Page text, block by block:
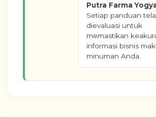
Putra Farma
Setiap panduan
dievaluasi untuk
memastikan
informasi bisnis
minuman Anda.